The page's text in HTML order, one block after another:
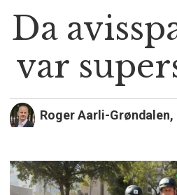
Da
var
Roger Aarli-Grøndalen,